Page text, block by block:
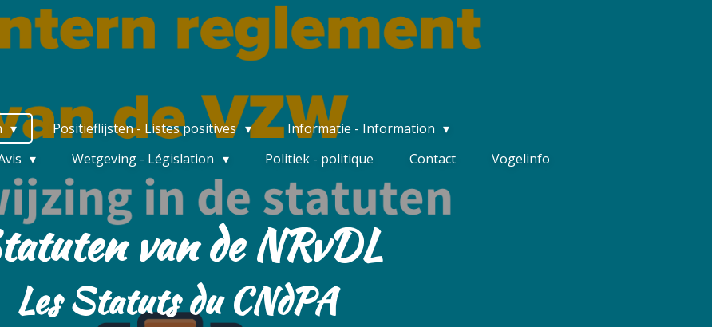
Positieflijsten - Listes positives
Informatie - Information
Wetgeving - Législation Politiek - politique Contact
Vogelinfo
van de NRvDL
Les Statuts du CNdPA